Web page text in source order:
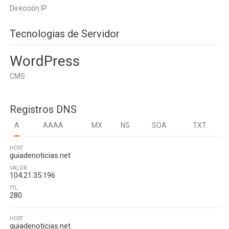
Dirección IP
Tecnologias de Servidor
WordPress
CMS
Registros DNS
A AAAA MX NS SOA TXT
HOST
guiadenoticias.net
VALOR
104.21.35.196
TTL
280
HOST
guiadenoticias.net